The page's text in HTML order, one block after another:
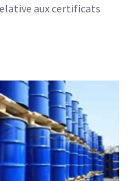
aux certificats